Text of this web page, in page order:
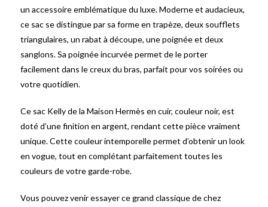
un accessoire emblématique du luxe. Moderne et audacieux,
ce sac se distingue par sa forme en trapèze, deux soufflets
triangulaires, un rabat à découpe, une poignée et deux
sanglons. Sa poignée incurvée permet de le porter
facilement dans le creux du bras, parfait pour vos soirées ou
votre quotidien.
Ce sac Kelly de la Maison Hermès en cuir, couleur noir, est
doté d’une finition en argent, rendant cette pièce vraiment
unique. Cette couleur intemporelle permet d’obtenir un look
en vogue, tout en complétant parfaitement toutes les
couleurs de votre garde-robe.
Vous pouvez venir essayer ce grand classique de chez